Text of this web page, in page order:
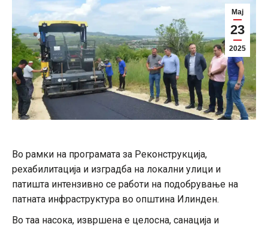
Мај
23
2025
Во рамки на програмата за Реконструкција,
рехабилитација и изградба на локални улици и
патишта интензивно се работи на подобрување на
патната инфраструктура во општина Илинден.
Во таа насока, извршена е целосна, санација и